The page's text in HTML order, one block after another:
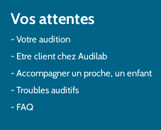
Vos attentes
Votre audition
Etre client chez Audilab
Accompagner un proche, un enfant
Troubles auditifs
FAQ